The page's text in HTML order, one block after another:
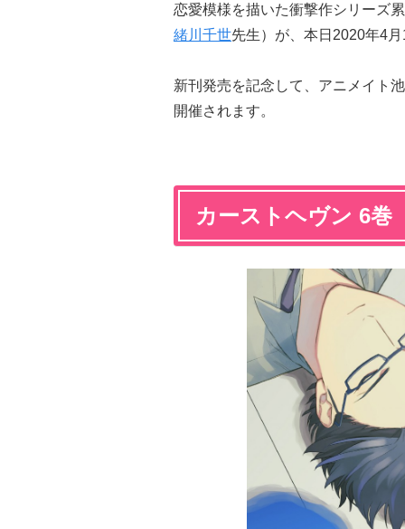
恋愛模様を描いた衝撃作シリーズ
緒川千世先生）が、本日2020年4
新刊発売を記念して、アニメイト
開催されます。
カーストヘヴン 6巻